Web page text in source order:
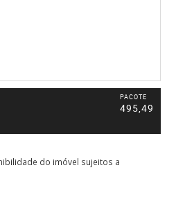
PACOTE
495,49
do imóvel sujeitos a